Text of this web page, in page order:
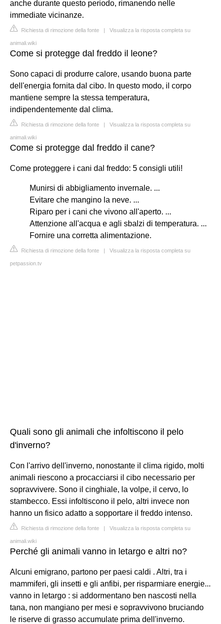
anche durante questo periodo, rimanendo nelle
immediate vicinanze.
Richiesta di rimozione della fonte | Visualizza la risposta completa su
animali.wiki
Come si protegge dal freddo il leone?
Sono capaci di produrre calore, usando buona parte
dell'energia fornita dal cibo. In questo modo, il corpo
mantiene sempre la stessa temperatura,
indipendentemente dal clima.
Richiesta di rimozione della fonte | Visualizza la risposta completa su
animali.wiki
Come si protegge dal freddo il cane?
Come proteggere i cani dal freddo: 5 consigli utili!
Munirsi di abbigliamento invernale. ...
Evitare che mangino la neve. ...
Riparo per i cani che vivono all'aperto. ...
Attenzione all'acqua e agli sbalzi di temperatura. ...
Fornire una corretta alimentazione.
Richiesta di rimozione della fonte | Visualizza la risposta completa su
petpassion.tv
Quali sono gli animali che infoltiscono il pelo
d'inverno?
Con l'arrivo dell'inverno, nonostante il clima rigido, molti
animali riescono a procacciarsi il cibo necessario per
sopravvivere. Sono il cinghiale, la volpe, il cervo, lo
stambecco. Essi infoltiscono il pelo, altri invece non
hanno un fisico adatto a sopportare il freddo intenso.
Richiesta di rimozione della fonte | Visualizza la risposta completa su
animali.wiki
Perché gli animali vanno in letargo e altri no?
Alcuni emigrano, partono per paesi caldi . Altri, tra i
mammiferi, gli insetti e gli anfibi, per risparmiare energie...
vanno in letargo : si addormentano ben nascosti nella
tana, non mangiano per mesi e sopravvivono bruciando
le riserve di grasso accumulate prima dell'inverno.